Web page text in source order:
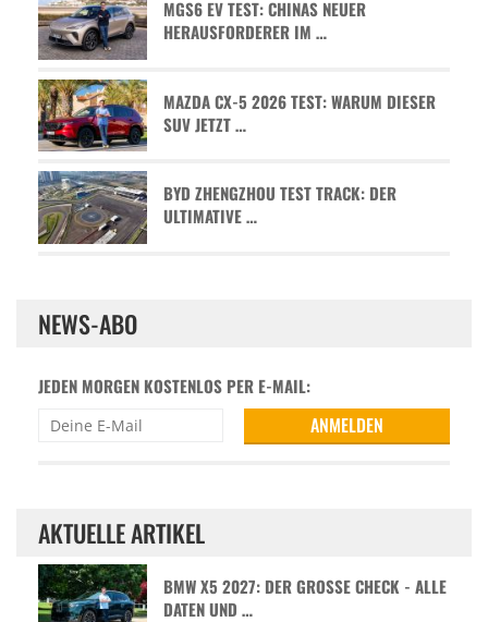
MGS6 EV TEST: CHINAS NEUER
HERAUSFORDERER IM …
MAZDA CX-5 2026 TEST: WARUM DIESER
SUV JETZT …
BYD ZHENGZHOU TEST TRACK: DER
ULTIMATIVE …
NEWS-ABO
JEDEN MORGEN KOSTENLOS PER E-MAIL:
AKTUELLE ARTIKEL
BMW X5 2027: DER GROSSE CHECK - ALLE D
ATEN UND …